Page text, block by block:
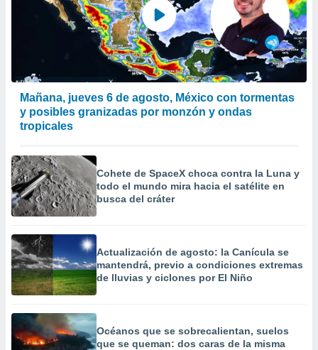
Mañana, jueves 6 de agosto, México con tormentas
y posibles granizadas por monzón y ondas
tropicales
Cohete de SpaceX choca contra la Luna y
todo el mundo mira hacia el satélite en
busca del cráter
Actualización de agosto: la Canícula se
mantendrá, previo a condiciones extremas
de lluvias y ciclones por El Niño
Océanos que se sobrecalientan, suelos
que se queman: dos caras de la misma